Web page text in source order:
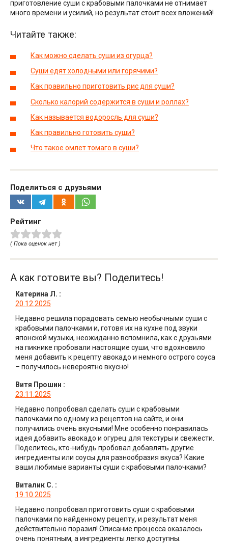
приготовление суши с крабовыми палочками не отнимает
много времени и усилий, но результат стоит всех вложений!
Читайте также:
Как можно сделать суши из огурца?
Суши едят холодными или горячими?
Как правильно приготовить рис для суши?
Сколько калорий содержится в суши и роллах?
Как называется водоросль для суши?
Как правильно готовить суши?
Что такое омлет томаго в суши?
Поделиться с друзьями
Рейтинг
( Пока оценок нет )
А как готовите вы? Поделитесь!
Катерина Л. :
20.12.2025
Недавно решила порадовать семью необычными суши с
крабовыми палочками и, готовя их на кухне под звуки
японской музыки, неожиданно вспомнила, как с друзьями
на пикнике пробовали настоящие суши, что вдохновило
меня добавить к рецепту авокадо и немного острого соуса
– получилось невероятно вкусно!
Витя Прошин :
23.11.2025
Недавно попробовал сделать суши с крабовыми
палочками по одному из рецептов на сайте, и они
получились очень вкусными! Мне особенно понравилась
идея добавить авокадо и огурец для текстуры и свежести.
Поделитесь, кто-нибудь пробовал добавлять другие
ингредиенты или соусы для разнообразия вкуса? Какие
ваши любимые варианты суши с крабовыми палочками?
Виталик С. :
19.10.2025
Недавно попробовал приготовить суши с крабовыми
палочками по найденному рецепту, и результат меня
действительно поразил! Описание процесса оказалось
очень понятным, а ингредиенты легко доступны.